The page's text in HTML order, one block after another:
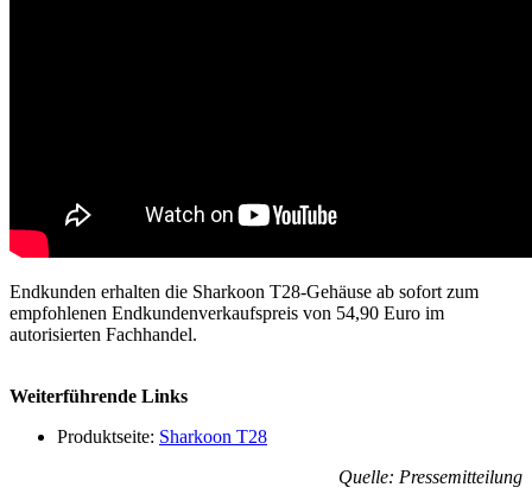
Endkunden erhalten die Sharkoon T28-Gehäuse ab sofort zum
empfohlenen Endkundenverkaufspreis von 54,90 Euro im
autorisierten Fachhandel.
Weiterführende Links
Produktseite: Sharkoon T28
Quelle: Pressemitteilung